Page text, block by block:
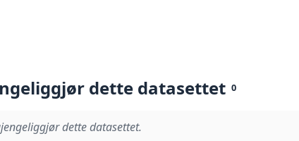
dette datasettet 0
dette datasettet.